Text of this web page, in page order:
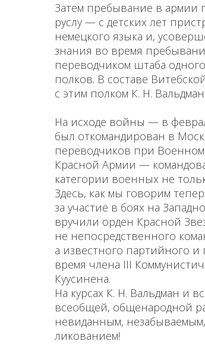
Затем пребывание в
руслу — с детских лет
немецкого языка и,
знания во время
переводчиком штаба
полков. В составе
с этим полком К. Н.
На исходе войны — в
был откомандирован в
переводчиков при
Красной Армии —
кате­гории военных не
Здесь, как мы говорим
за участие в боях на
вручили ор­ден Красной
не непо­средственного
а известного партийного и
время члена III
Куусинена.
На курсах К. Н. Вальдман и
всеобщей, общенародной
невиданным,
ликованием!